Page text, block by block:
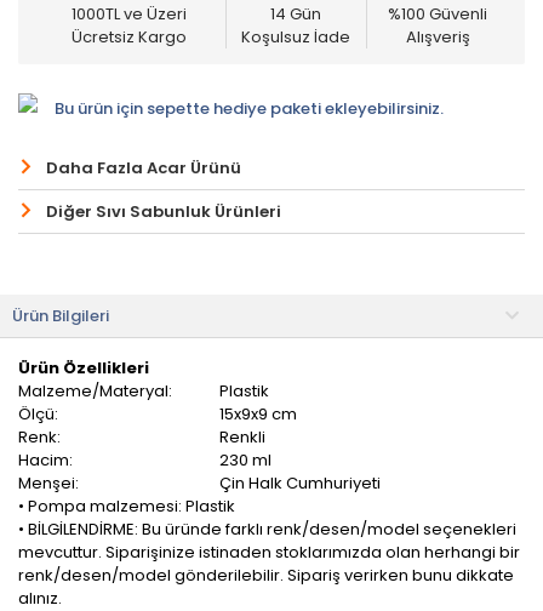
1000TL ve Üzeri
Ücretsiz Kargo
14 Gün
Koşulsuz İade
%100 Güvenli
Alışveriş
Bu ürün için sepette hediye paketi ekleyebilirsiniz.
Daha Fazla Acar Ürünü
Diğer Sıvı Sabunluk Ürünleri
Ürün Bilgileri
Ürün Özellikleri
Malzeme/Materyal:
Plastik
Ölçü:
15x9x9 cm
Renk:
Renkli
Hacim:
230 ml
Menşei:
Çin Halk Cumhuriyeti
• Pompa malzemesi: Plastik
• BİLGİLENDİRME: Bu üründe farklı renk/desen/model seçenekleri
mevcuttur. Siparişinize istinaden stoklarımızda olan herhangi bir
renk/desen/model gönderilebilir. Sipariş verirken bunu dikkate
alınız.